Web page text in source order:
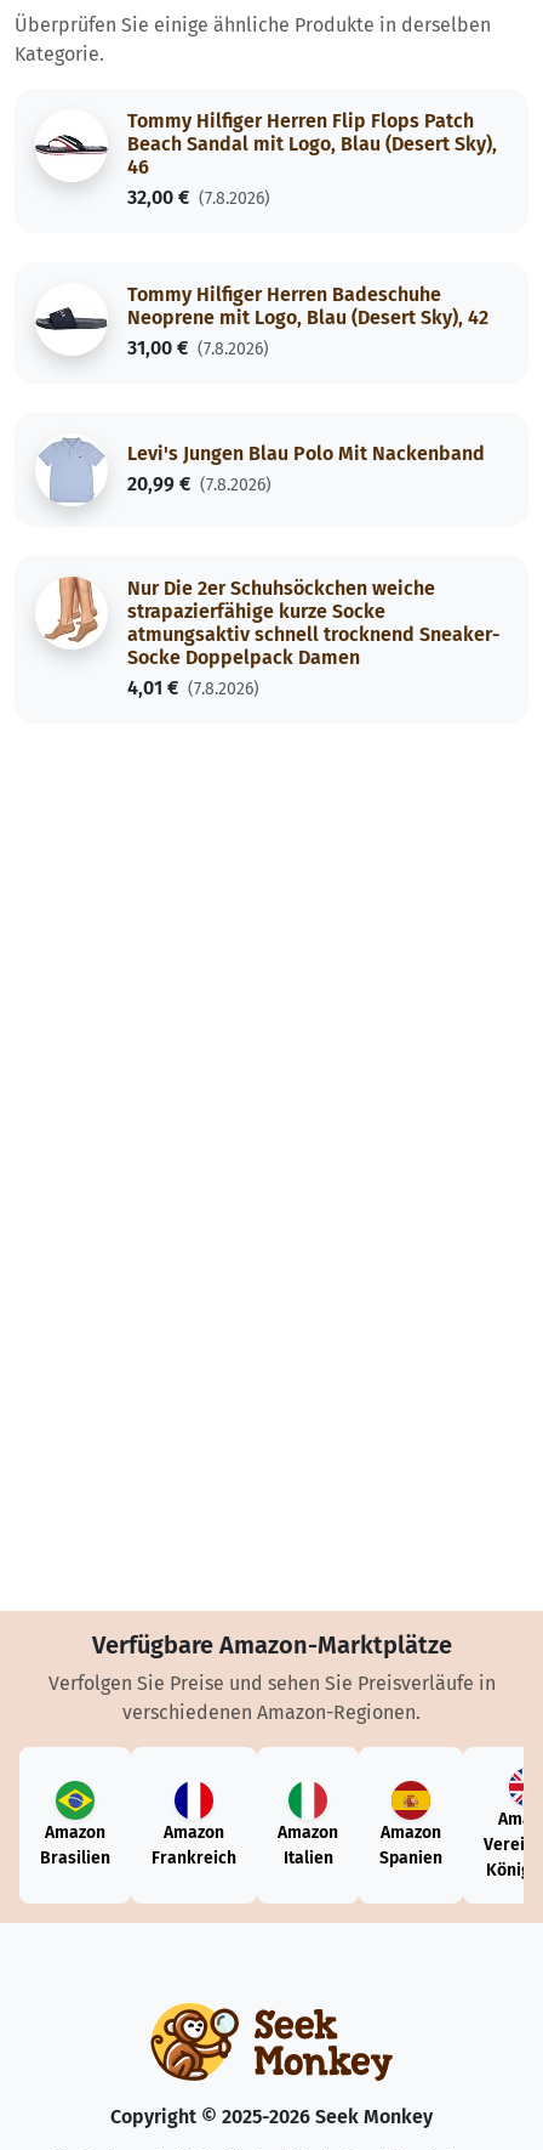
Überprüfen Sie einige ähnliche Produkte in derselben
Kategorie.
Tommy Hilfiger Herren Flip Flops Patch
Beach Sandal mit Logo, Blau (Desert Sky),
46
32,00 € (7.8.2026)
Tommy Hilfiger Herren Badeschuhe
Neoprene mit Logo, Blau (Desert Sky), 42
31,00 € (7.8.2026)
Levi's Jungen Blau Polo Mit Nackenband
20,99 € (7.8.2026)
Nur Die 2er Schuhsöckchen weiche
strapazierfähige kurze Socke
atmungsaktiv schnell trocknend Sneaker-
Socke Doppelpack Damen
4,01 € (7.8.2026)
Verfügbare Amazon-Marktplätze
Verfolgen Sie Preise und sehen Sie Preisverläufe in
verschiedenen Amazon-Regionen.
Amazon
Brasilien
Amazon
Frankreich
Amazon
Italien
Amazon
Spanien
Copyright © 2025-2026 Seek Monkey